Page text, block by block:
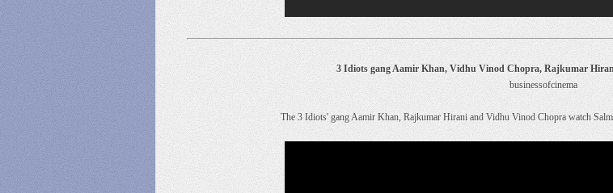
3 Idiots gang Aamir Khan, Vidhu Vinod Chopra, Rajkumar
businessofcinema
The 3 Idiots' gang Aamir Khan, Rajkumar Hirani and Vidhu Vinod Chopra watch